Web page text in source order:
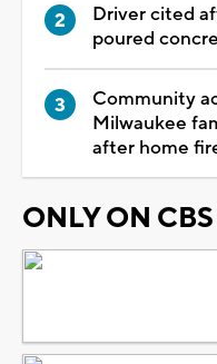
Driver cited
poured
Community
Milwaukee
after home
ONLY ON